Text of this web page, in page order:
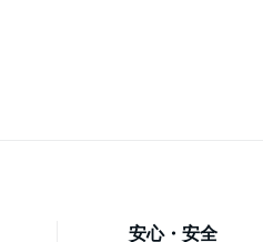
安心・安全